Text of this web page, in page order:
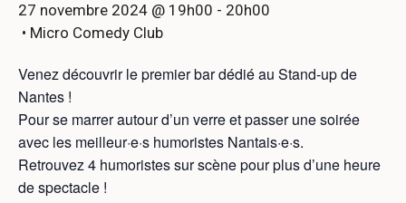
27 novembre 2024 @ 19h00 - 20h00
• Micro Comedy Club
Venez découvrir le premier bar dédié au Stand-up de
Nantes !
Pour se marrer autour d’un verre et passer une soirée
avec les meilleur·e·s humoristes Nantais·e·s.
Retrouvez 4 humoristes sur scène pour plus d’une heure
de spectacle !